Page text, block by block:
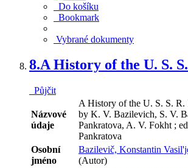
Do košíku
Bookmark
Vybrané dokumenty
8.A History of the U. S.
Půjčit
Názvové
údaje
A History of the U. S. S. R.
by K. V. Bazilevich, S. V.
Pankratova, A. V. Fokht ;
Pankratova
Osobní
jméno
Bazilevič, Konstantin
(Autor)